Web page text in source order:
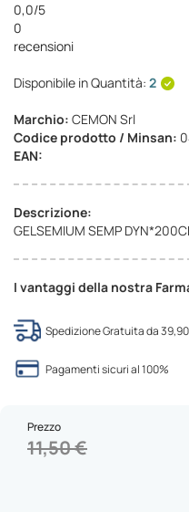
0,0/5
0
recensioni
Disponibile in Quantità: 2
Marchio: CEMON Srl
Codice prodotto / Minsan:
EAN:
Descrizione:
GELSEMIUM SEMP
I vantaggi della nostra
Spedizione Gratuita da
Pagamenti sicuri al 100%
Prezzo
11,50 €